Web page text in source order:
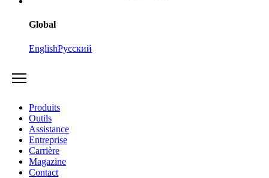
Global
EnglishРусский
Produits
Outils
Assistance
Entreprise
Carrière
Magazine
Contact